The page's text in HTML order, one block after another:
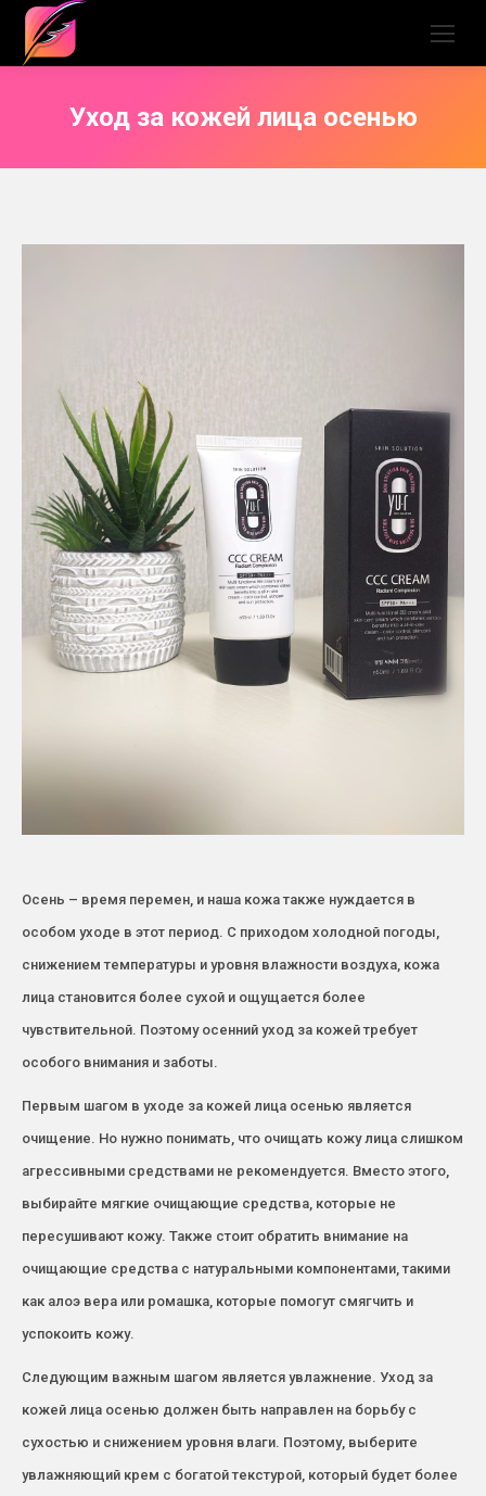
Уход за кожей лица осенью
Осень – время перемен, и наша кожа также нуждается в
особом уходе в этот период. С приходом холодной погоды,
снижением температуры и уровня влажности воздуха, кожа
лица становится более сухой и ощущается более
чувствительной. Поэтому осенний уход за кожей требует
особого внимания и заботы.
Первым шагом в уходе за кожей лица осенью является
очищение. Но нужно понимать, что очищать кожу лица слишком
агрессивными средствами не рекомендуется. Вместо этого,
выбирайте мягкие очищающие средства, которые не
пересушивают кожу. Также стоит обратить внимание на
очищающие средства с натуральными компонентами, такими
как алоэ вера или ромашка, которые помогут смягчить и
успокоить кожу.
Следующим важным шагом является увлажнение. Уход за
кожей лица осенью должен быть направлен на борьбу с
сухостью и снижением уровня влаги. Поэтому, выберите
увлажняющий крем с богатой текстурой, который будет более